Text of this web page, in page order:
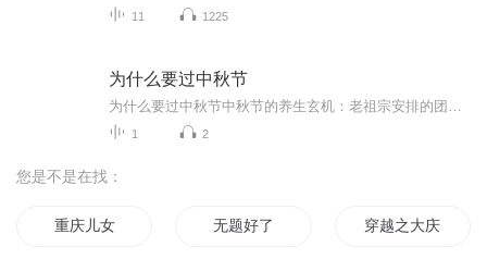
11 1225
为什么要过中秋节
1 2
您是不是在找：
重庆儿女 无题好了 穿越之大庆帝国